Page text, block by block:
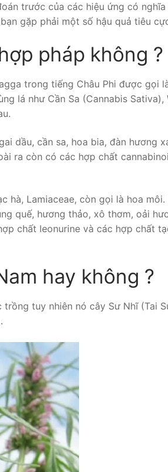
trước của các hiệu ứng có
gặp phải một số hậu quả tiêu
pháp không ?
trong tiếng Châu Phi được gọi
lá như Cần Sa (Cannabis Sativa),
dầu, cần sa, hoa bia, đàn hương
ra còn có các hợp chất
hà, Lamiaceae, còn gọi là hoa
quế, hương thảo, xô thơm, oải
chất leonurine và các hợp chất
hay không ?
tuy nhiên nó cây Sư Nhĩ (Tai